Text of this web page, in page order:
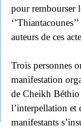
pour rembourser
auteurs de ces
Trois personnes
manifestation
de Cheikh
l’interpellation et
manifestants